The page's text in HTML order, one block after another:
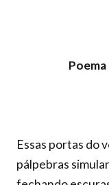
Essas portas do
pálpebras